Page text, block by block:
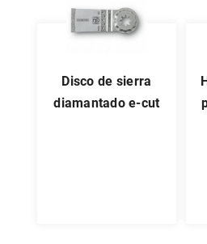
disco de sierra
diamantado e-cut
hojas